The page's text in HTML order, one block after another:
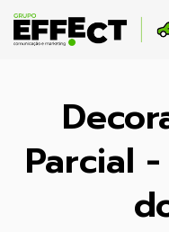
Parcial